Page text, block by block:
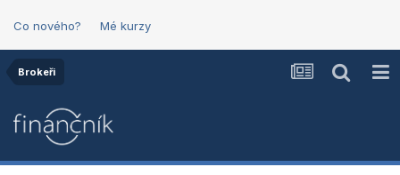
Co nového? Mé kurzy
Brokeři